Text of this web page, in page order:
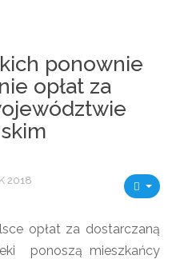
ponownie
opłat za
2018
opłat za dostarczaną
ponoszą mieszkańcy